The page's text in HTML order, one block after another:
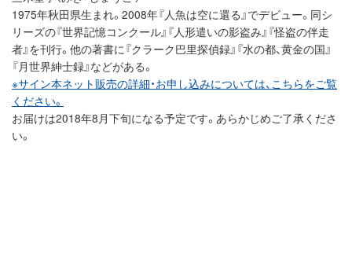
1975年秋田県生まれ。2008年『人魚は空に還る』でデビュー。同シ
リーズの『世界記憶コンクール』『人形遣いの影盗み』『怪盗の伴走
者』を刊行。他の著書に『クラーク巴里探偵録』『水の都、黄金の国』
『月世界紳士録』などがある。
※サイン本ネット販売の詳細・お申し込みについては、こちらをご覧
ください。
お届けは2018年8月下旬になる予定です。あらかじめご了承くださ
い。